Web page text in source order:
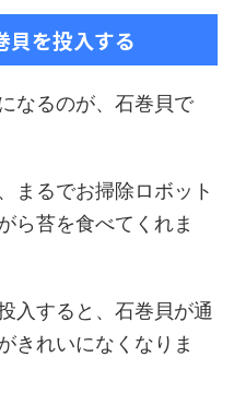
貝を投入する
なるのが、石巻貝で
まるでお掃除ロボット
ら苔を食べてくれま
入すると、石巻貝が通
きれいになくなりま